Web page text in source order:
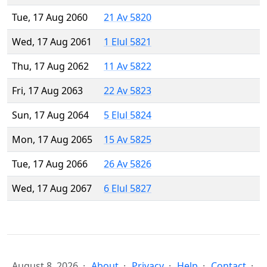
Tue, 17 Aug 2060
21 Av 5820
Wed, 17 Aug 2061
1 Elul 5821
Thu, 17 Aug 2062
11 Av 5822
Fri, 17 Aug 2063
22 Av 5823
Sun, 17 Aug 2064
5 Elul 5824
Mon, 17 Aug 2065
15 Av 5825
Tue, 17 Aug 2066
26 Av 5826
Wed, 17 Aug 2067
6 Elul 5827